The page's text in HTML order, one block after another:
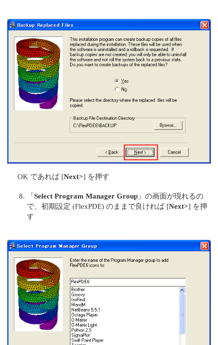
OK であれば [Next>] を押す
「Select Program Manager Group 」の画面が現れるの
で、初期設定 (FlexPDE) のままで良ければ [Next>] を押
す